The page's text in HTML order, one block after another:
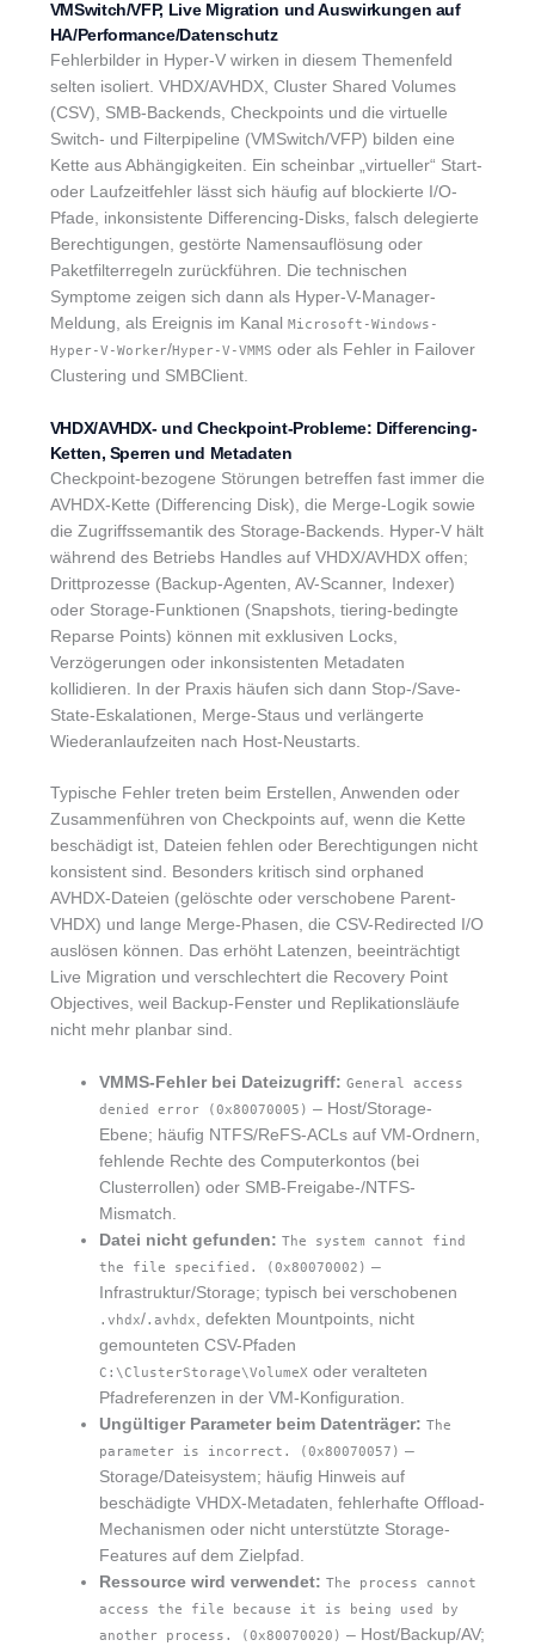
VMSwitch/VFP, Live Migration und Auswirkungen auf
HA/Performance/Datenschutz
Fehlerbilder in Hyper-V wirken in diesem Themenfeld
selten isoliert. VHDX/AVHDX, Cluster Shared Volumes
(CSV), SMB-Backends, Checkpoints und die virtuelle
Switch- und Filterpipeline (VMSwitch/VFP) bilden eine
Kette aus Abhängigkeiten. Ein scheinbar „virtueller“ Start-
oder Laufzeitfehler lässt sich häufig auf blockierte I/O-
Pfade, inkonsistente Differencing-Disks, falsch delegierte
Berechtigungen, gestörte Namensauflösung oder
Paketfilterregeln zurückführen. Die technischen
Symptome zeigen sich dann als Hyper-V-Manager-
Meldung, als Ereignis im Kanal Microsoft-Windows-
Hyper-V-Worker/Hyper-V-VMMS oder als Fehler in Failover
Clustering und SMBClient.
VHDX/AVHDX- und Checkpoint-Probleme: Differencing-
Ketten, Sperren und Metadaten
Checkpoint-bezogene Störungen betreffen fast immer die
AVHDX-Kette (Differencing Disk), die Merge-Logik sowie
die Zugriffssemantik des Storage-Backends. Hyper-V hält
während des Betriebs Handles auf VHDX/AVHDX offen;
Drittprozesse (Backup-Agenten, AV-Scanner, Indexer)
oder Storage-Funktionen (Snapshots, tiering-bedingte
Reparse Points) können mit exklusiven Locks,
Verzögerungen oder inkonsistenten Metadaten
kollidieren. In der Praxis häufen sich dann Stop-/Save-
State-Eskalationen, Merge-Staus und verlängerte
Wiederanlaufzeiten nach Host-Neustarts.
Typische Fehler treten beim Erstellen, Anwenden oder
Zusammenführen von Checkpoints auf, wenn die Kette
beschädigt ist, Dateien fehlen oder Berechtigungen nicht
konsistent sind. Besonders kritisch sind orphaned
AVHDX-Dateien (gelöschte oder verschobene Parent-
VHDX) und lange Merge-Phasen, die CSV-Redirected I/O
auslösen können. Das erhöht Latenzen, beeinträchtigt
Live Migration und verschlechtert die Recovery Point
Objectives, weil Backup-Fenster und Replikationsläufe
nicht mehr planbar sind.
VMMS-Fehler bei Dateizugriff: General access
denied error (0x80070005) – Host/Storage-
Ebene; häufig NTFS/ReFS-ACLs auf VM-Ordnern,
fehlende Rechte des Computerkontos (bei
Clusterrollen) oder SMB-Freigabe-/NTFS-
Mismatch.
Datei nicht gefunden: The system cannot find
the file specified. (0x80070002) –
Infrastruktur/Storage; typisch bei verschobenen
.vhdx/.avhdx, defekten Mountpoints, nicht
gemounteten CSV-Pfaden
C:\ClusterStorage\VolumeXoder veralteten
Pfadreferenzen in der VM-Konfiguration.
Ungültiger Parameter beim Datenträger: The
parameter is incorrect. (0x80070057) –
Storage/Dateisystem; häufig Hinweis auf
beschädigte VHDX-Metadaten, fehlerhafte Offload-
Mechanismen oder nicht unterstützte Storage-
Features auf dem Zielpfad.
Ressource wird verwendet: The process cannot
access the file because it is being used by
another process. (0x80070020) – Host/Backup/AV;